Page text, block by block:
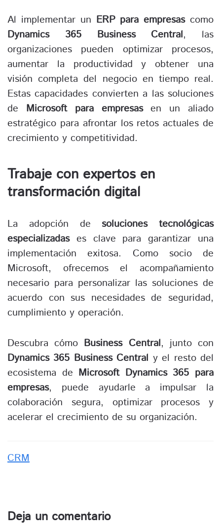
Al implementar un ERP para empresascomo
Dynamics 365 Business Central, las
organizaciones pueden optimizar procesos,
aumentar la productividad y obtener una
visión completa del negocio en tiempo real.
Estas capacidades convierten a las soluciones
de Microsoft para empresasen un aliado
estratégico para afrontar los retos actuales de
crecimiento y competitividad.
Trabaje con expertos en
transformación digital
La adopción de soluciones tecnológicas
especializadases clave para garantizar una
implementación exitosa. Como socio de
Microsoft, ofrecemos el acompañamiento
necesario para personalizar las soluciones de
acuerdo con sus necesidades de seguridad,
cumplimiento y operación.
Descubra cómo Business Central, junto con
Dynamics 365 Business Central y el resto del
ecosistema de Microsoft Dynamics 365 para
empresas, puede ayudarle a impulsar la
colaboración segura, optimizar procesos y
acelerar el crecimiento de su organización.
CRM
Deja un comentario